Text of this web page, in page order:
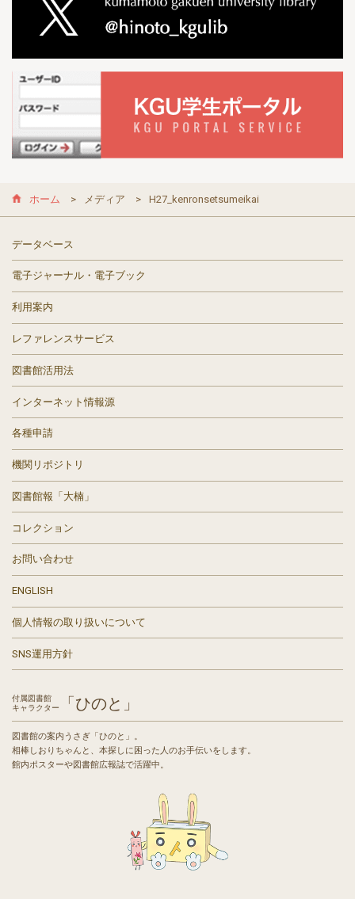
ホーム メディア H27_kenronsetsumeikai
データベース
電子ジャーナル・電子ブック
利用案内
レファレンスサービス
図書館活用法
インターネット情報源
各種申請
機関リポジトリ
図書館報「大楠」
コレクション
お問い合わせ
ENGLISH
個人情報の取り扱いについて
SNS運用方針
付属図書館
キャラクター
「ひのと」
図書館の案内うさぎ「ひのと」。
相棒しおりちゃんと、本探しに困った人のお手伝いをします。
館内ポスターや図書館広報誌で活躍中。